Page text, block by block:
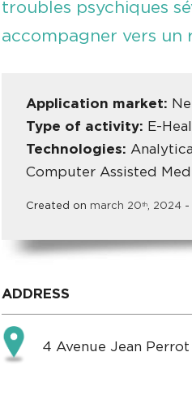
troubles psychiques
accompagner vers un
Application market:
Type of activity: E-
Technologies:
Computer Assisted
Created on march 20th, 2024 -
ADDRESS
4 Avenue Jean